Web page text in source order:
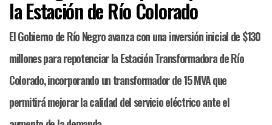
la Estación de Río Colorado
El Gobierno de Río Negro avanza con una inversión inicial de $130
millones para repotenciar la Estación Transformadora de Río
Colorado, incorporando un transformador de 15 MVA que
permitirá mejorar la calidad del servicio eléctrico ante el